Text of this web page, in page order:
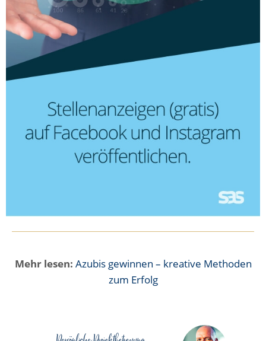
Mehr lesen: Azubis gewinnen – kreative Methoden
zum Erfolg